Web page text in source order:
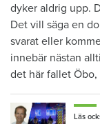
dyker aldrig upp.
Det vill säga en
svarat eller
innebär nästan
det här fallet Öbo,
Läs